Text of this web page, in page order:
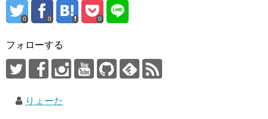
0 0 0
フォローする
りょーた